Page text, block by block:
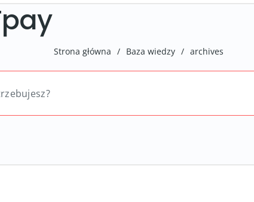
Strona główna / Baza wiedzy / archives